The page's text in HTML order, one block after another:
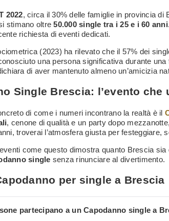
2022, circa il 30% delle famiglie in provincia
stimano oltre50.000 single tra i 25 e i 60 anni
richiesta di eventi dedicati.
(2023) ha rilevato che il 57% dei
una persona significativa durante
di aver mantenuto almeno un’amicizia
Single Brescia: l’evento
di come i numeri incontrano la realtà è il
, cenone di qualità e un party dopo
troverai l’atmosfera giusta per festeggiare,
come questo dimostra quanto Brescia
single senza rinunciare al divertimento.
per single a Brescia
partecipano a un Capodanno single a